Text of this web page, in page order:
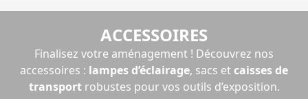
ACCESSOIRES
Finalisez votre aménagement ! Découvrez nos
accessoires : lampes d’éclairage, sacs et caisses de
transportrobustes pour vos outils d’exposition.